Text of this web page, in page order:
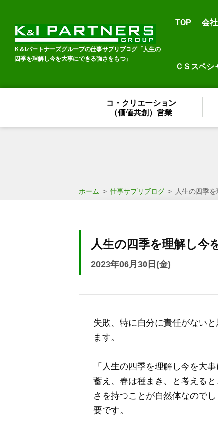
K＆Iパートナーズグループの仕事サプリブログ「人生の
四季を理解し今を大事にできる強さをもつ」
TOP 会
ＣＳスペシ
コ・クリエーション
（価値共創）営業
ホーム > 仕事サプリブログ > 人生の四季
人生の四季を理解し今
2023年06月30日(金)
失敗、特に自分に責任がない
ます。
「人生の四季を理解し今を大
蓄え、春は種まき、と考える
さを持つことが自然体なので
要です。